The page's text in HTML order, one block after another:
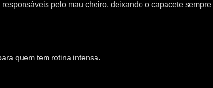
pelo mau cheiro, deixando o capacete sempre
quem tem rotina intensa.